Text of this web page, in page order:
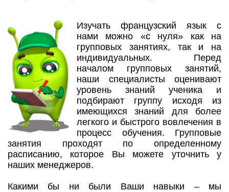
Изучать французский язык с
нами можно «с нуля» как на
групповых занятиях, так и на
индивидуальных. Перед
началом групповых занятий,
наши специалисты оценивают
уровень знаний ученика и
подбирают группу исходя из
имеющихся знаний для более
легкого и быстрого вовлечения в
процесс обучения. Групповые
занятия проходят по определенному
расписанию, которое Вы можете уточнить у
наших менеджеров.
Какими бы ни были Ваши навыки – мы